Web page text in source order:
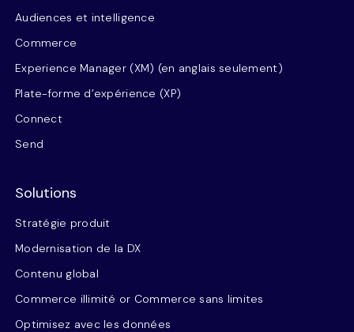
Audiences et intelligence
Commerce
Experience Manager (XM) (en anglais seulement)
Plate-forme d’expérience (XP)
Connect
Send
Solutions
Stratégie produit
Modernisation de la DX
Contenu global
Commerce illimité or Commerce sans limites
Optimisez avec les données